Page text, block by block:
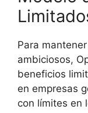
Para
ambiciosos,
beneficios
en empresas
con límites en